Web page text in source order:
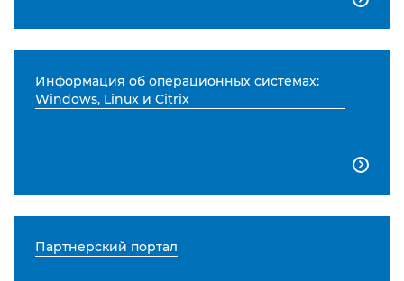
Информация об операционных системах:
Windows, Linux и Citrix

Партнерский портал